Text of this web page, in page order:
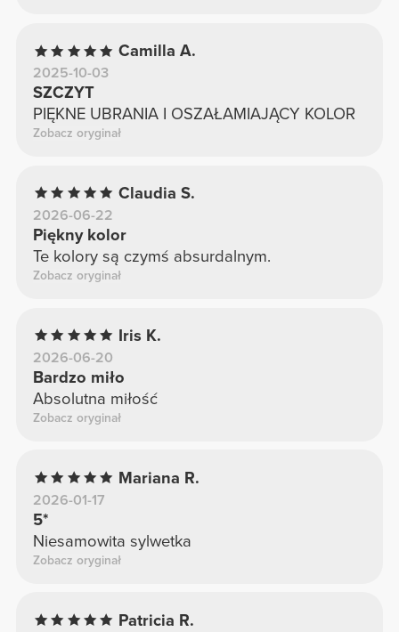
Camilla A.
2025-10-03
SZCZYT
PIĘKNE UBRANIA I OSZAŁAMIAJĄCY KOLOR
Zobacz oryginał
Claudia S.
2026-06-22
Piękny kolor
Te kolory są czymś absurdalnym.
Zobacz oryginał
Iris K.
2026-06-20
Bardzo miło
Absolutna miłość
Zobacz oryginał
Mariana R.
2026-01-17
5*
Niesamowita sylwetka
Zobacz oryginał
Patricia R.